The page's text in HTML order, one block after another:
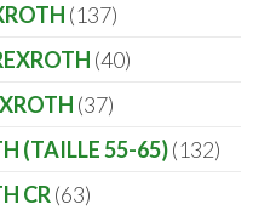
137
40
37
(TAILLE 55-65) 132
CR 63